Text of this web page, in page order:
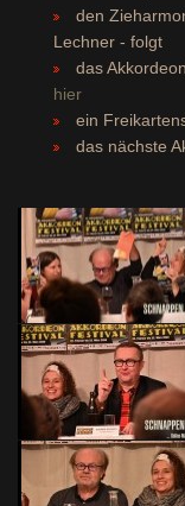
den
Lechner - folgt
das
hier
ein
das nächste